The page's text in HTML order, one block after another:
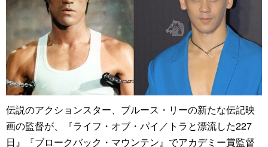
伝説のアクションスター、ブルース・リーの新たな伝記映
画の監督が、『ライフ・オブ・パイ／トラと漂流した227
日』『ブロークバック・マウンテン』でアカデミー賞監督